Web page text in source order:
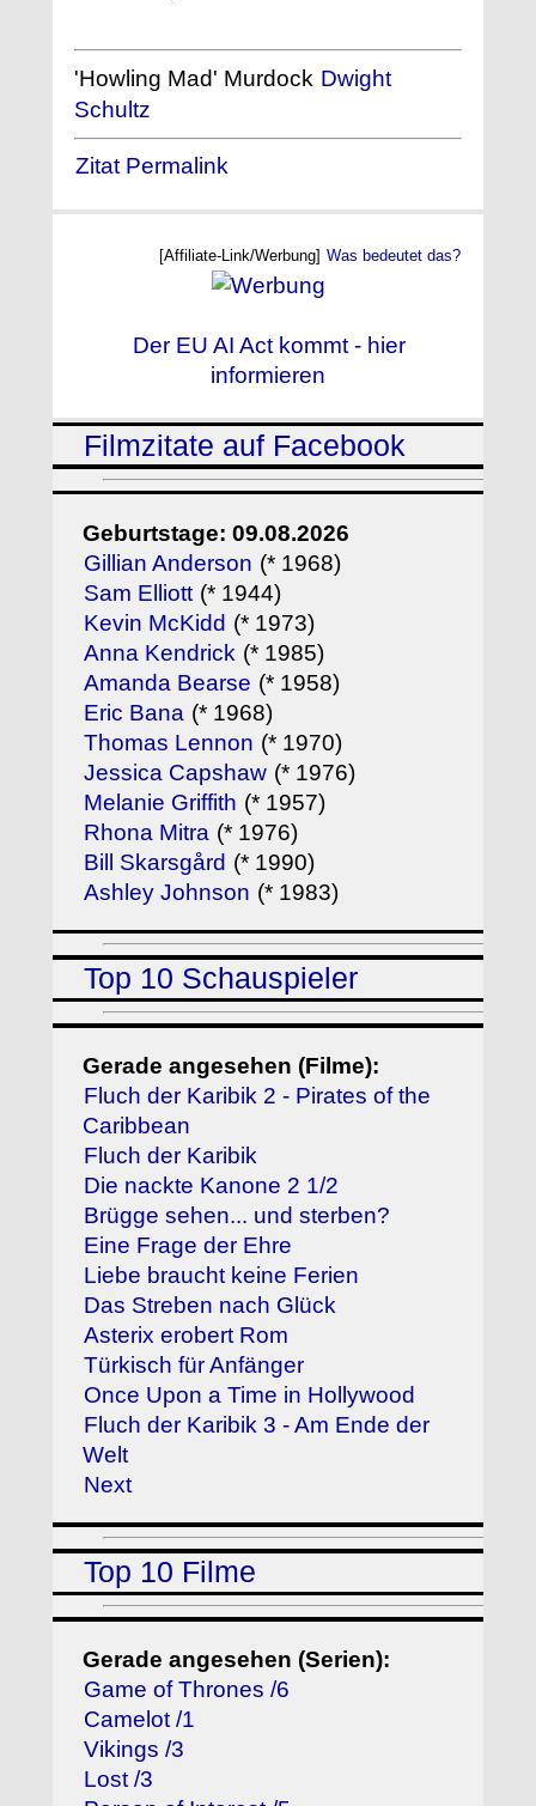
'Howling Mad' Murdock Dwight
Schultz
Zitat Permalink
[Affiliate-Link/Werbung] Was bedeutet das?
Der EU AI Act kommt - hier
informieren
Filmzitate auf Facebook
Geburtstage: 09.08.2026
Gillian Anderson (* 1968)
Sam Elliott (* 1944)
Kevin McKidd (* 1973)
Anna Kendrick (* 1985)
Amanda Bearse (* 1958)
Eric Bana (* 1968)
Thomas Lennon (* 1970)
Jessica Capshaw (* 1976)
Melanie Griffith (* 1957)
Rhona Mitra (* 1976)
Bill Skarsgård (* 1990)
Ashley Johnson (* 1983)
Top 10 Schauspieler
Gerade angesehen (Filme):
Fluch der Karibik 2 - Pirates of the
Caribbean
Fluch der Karibik
Die nackte Kanone 2 1/2
Brügge sehen... und sterben?
Eine Frage der Ehre
Liebe braucht keine Ferien
Das Streben nach Glück
Asterix erobert Rom
Türkisch für Anfänger
Once Upon a Time in Hollywood
Fluch der Karibik 3 - Am Ende der
Welt
Next
Top 10 Filme
Gerade angesehen (Serien):
Game of Thrones /6
Camelot /1
Vikings /3
Lost /3